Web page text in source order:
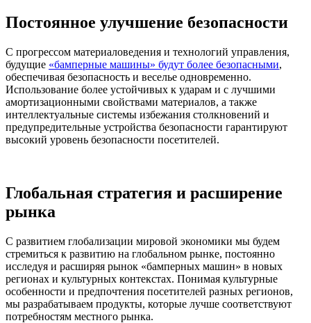
Постоянное улучшение безопасности
С прогрессом материаловедения и технологий управления,
будущие «бамперные машины» будут более безопасными,
обеспечивая безопасность и веселье одновременно.
Использование более устойчивых к ударам и с лучшими
амортизационными свойствами материалов, а также
интеллектуальные системы избежания столкновений и
предупредительные устройства безопасности гарантируют
высокий уровень безопасности посетителей.
Глобальная стратегия и расширение
рынка
С развитием глобализации мировой экономики мы будем
стремиться к развитию на глобальном рынке, постоянно
исследуя и расширяя рынок «бамперных машин» в новых
регионах и культурных контекстах. Понимая культурные
особенности и предпочтения посетителей разных регионов,
мы разрабатываем продукты, которые лучше соответствуют
потребностям местного рынка.